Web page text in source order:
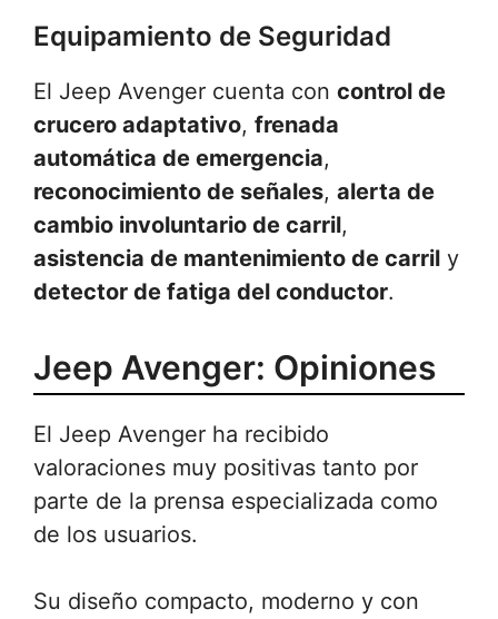
Equipamiento de Seguridad
El Jeep Avenger cuenta con control de
crucero adaptativo, frenada
automática de emergencia,
reconocimiento de señales, alerta de
cambio involuntario de carril,
asistencia de mantenimiento de carril y
detector de fatiga del conductor.
Jeep Avenger: Opiniones
El Jeep Avenger ha recibido
valoraciones muy positivas tanto por
parte de la prensa especializada como
de los usuarios.
Su diseño compacto, moderno y con